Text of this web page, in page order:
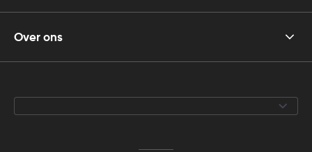
Over ons